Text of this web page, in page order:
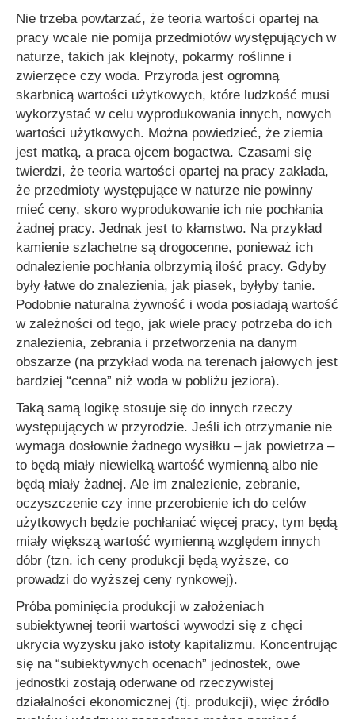
Nie trzeba powtarzać, że teoria wartości opartej na
pracy wcale nie pomija przedmiotów występujących w
naturze, takich jak klejnoty, pokarmy roślinne i
zwierzęce czy woda. Przyroda jest ogromną
skarbnicą wartości użytkowych, które ludzkość musi
wykorzystać w celu wyprodukowania innych, nowych
wartości użytkowych. Można powiedzieć, że ziemia
jest matką, a praca ojcem bogactwa. Czasami się
twierdzi, że teoria wartości opartej na pracy zakłada,
że przedmioty występujące w naturze nie powinny
mieć ceny, skoro wyprodukowanie ich nie pochłania
żadnej pracy. Jednak jest to kłamstwo. Na przykład
kamienie szlachetne są drogocenne, ponieważ ich
odnalezienie pochłania olbrzymią ilość pracy. Gdyby
były łatwe do znalezienia, jak piasek, byłyby tanie.
Podobnie naturalna żywność i woda posiadają wartość
w zależności od tego, jak wiele pracy potrzeba do ich
znalezienia, zebrania i przetworzenia na danym
obszarze (na przykład woda na terenach jałowych jest
bardziej “cenna” niż woda w pobliżu jeziora).
Taką samą logikę stosuje się do innych rzeczy
występujących w przyrodzie. Jeśli ich otrzymanie nie
wymaga dosłownie żadnego wysiłku – jak powietrza –
to będą miały niewielką wartość wymienną albo nie
będą miały żadnej. Ale im znalezienie, zebranie,
oczyszczenie czy inne przerobienie ich do celów
użytkowych będzie pochłaniać więcej pracy, tym będą
miały większą wartość wymienną względem innych
dóbr (tzn. ich ceny produkcji będą wyższe, co
prowadzi do wyższej ceny rynkowej).
Próba pominięcia produkcji w założeniach
subiektywnej teorii wartości wywodzi się z chęci
ukrycia wyzysku jako istoty kapitalizmu. Koncentrując
się na “subiektywnych ocenach” jednostek, owe
jednostki zostają oderwane od rzeczywistej
działalności ekonomicznej (tj. produkcji), więc źródło